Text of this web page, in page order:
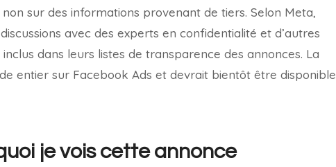
sur des informations provenant de tiers. Selon Meta,
avec des experts en confidentialité et d’autres
dans leurs listes de transparence des annonces. La
entier sur Facebook Ads et devrait bientôt être disponible
je vois cette annonce